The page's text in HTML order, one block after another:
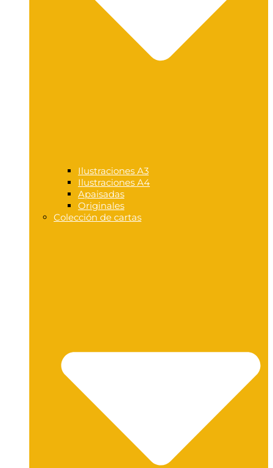
Ilustraciones A3
Ilustraciones A4
Apaisadas
Originales
Colección de cartas